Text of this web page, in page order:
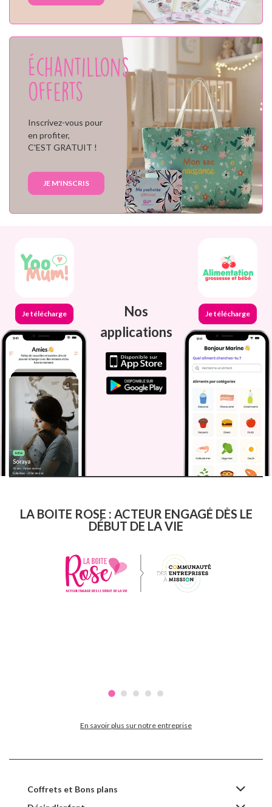
Échantillons
offerts
Inscrivez-vous pour
en profiter,
C'EST GRATUIT !
JE M'INSCRIS
Je télécharge
Nos
applications
Je télécharge
LA BOITE ROSE : ACTEUR ENGAGÉ DÈS LE
DÉBUT DE LA VIE
En savoir plus sur notre entreprise
Coffrets et Bons plans